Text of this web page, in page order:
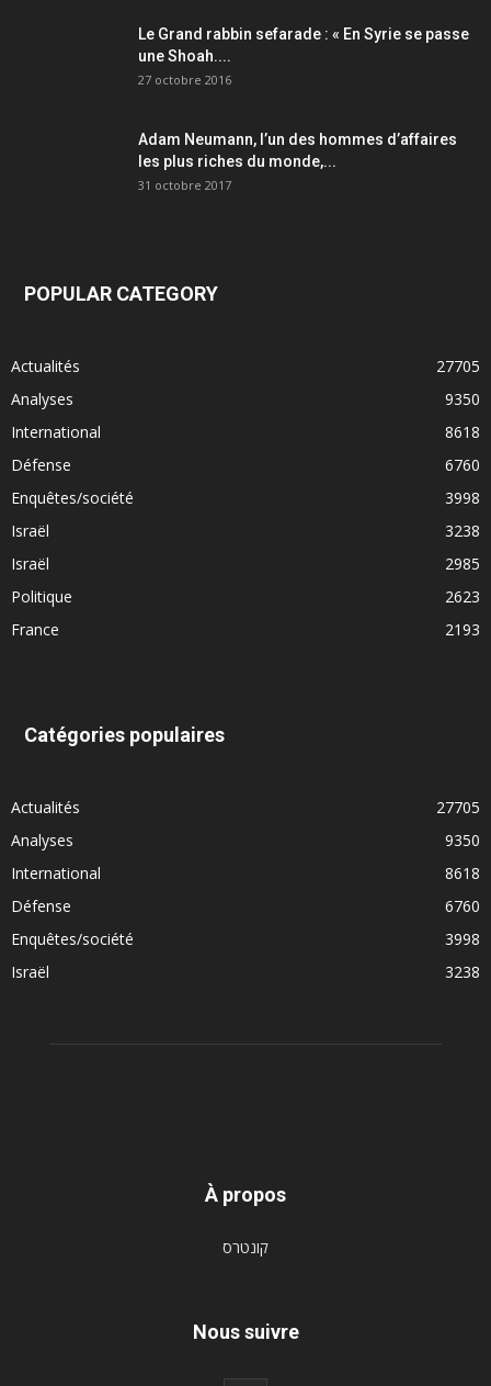
Le Grand rabbin sefarade : « En Syrie se passe
une Shoah....
27 octobre 2016
Adam Neumann, l’un des hommes d’affaires
les plus riches du monde,...
31 octobre 2017
POPULAR CATEGORY
Actualités
27705
Analyses
9350
International
8618
Défense
6760
Enquêtes/société
3998
Israël
3238
Israël
2985
Politique
2623
France
2193
Catégories populaires
Actualités
27705
Analyses
9350
International
8618
Défense
6760
Enquêtes/société
3998
Israël
3238
À propos
קונטרס
Nous suivre